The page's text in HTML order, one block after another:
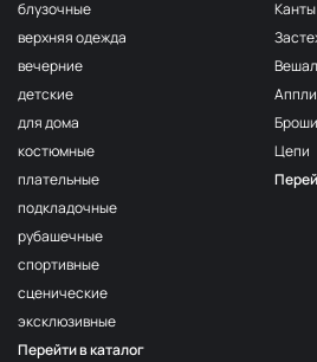
блузочные
верхняя одежда
вечерние
детские
для дома
костюмные
плательные
подкладочные
рубашечные
спортивные
сценические
эксклюзивные
Перейти в каталог
Канты
Броши
Цепи